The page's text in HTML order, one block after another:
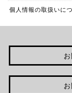
個人情報の取扱いに